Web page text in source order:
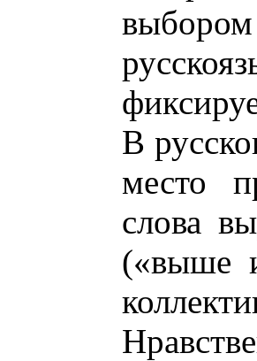
В
место
слова
(«выше